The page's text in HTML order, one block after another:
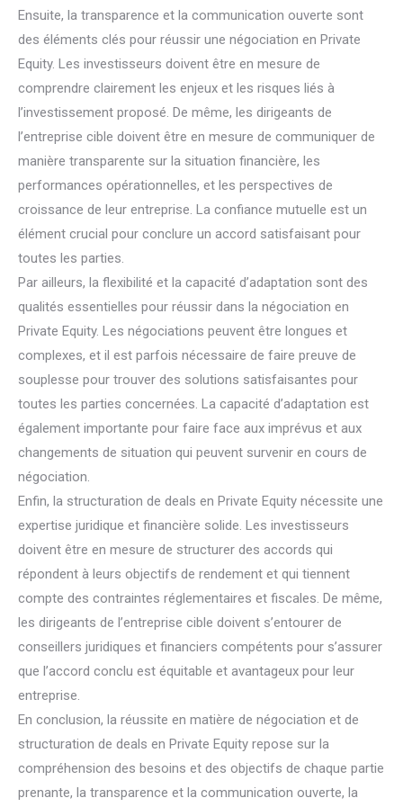
Ensuite, la transparence et la communication ouverte sont
des éléments clés pour réussir une négociation en Private
Equity. Les investisseurs doivent être en mesure de
comprendre clairement les enjeux et les risques liés à
l’investissement proposé. De même, les dirigeants de
l’entreprise cible doivent être en mesure de communiquer de
manière transparente sur la situation financière, les
performances opérationnelles, et les perspectives de
croissance de leur entreprise. La confiance mutuelle est un
élément crucial pour conclure un accord satisfaisant pour
toutes les parties.
Par ailleurs, la flexibilité et la capacité d’adaptation sont des
qualités essentielles pour réussir dans la négociation en
Private Equity. Les négociations peuvent être longues et
complexes, et il est parfois nécessaire de faire preuve de
souplesse pour trouver des solutions satisfaisantes pour
toutes les parties concernées. La capacité d’adaptation est
également importante pour faire face aux imprévus et aux
changements de situation qui peuvent survenir en cours de
négociation.
Enfin, la structuration de deals en Private Equity nécessite une
expertise juridique et financière solide. Les investisseurs
doivent être en mesure de structurer des accords qui
répondent à leurs objectifs de rendement et qui tiennent
compte des contraintes réglementaires et fiscales. De même,
les dirigeants de l’entreprise cible doivent s’entourer de
conseillers juridiques et financiers compétents pour s’assurer
que l’accord conclu est équitable et avantageux pour leur
entreprise.
En conclusion, la réussite en matière de négociation et de
structuration de deals en Private Equity repose sur la
compréhension des besoins et des objectifs de chaque partie
prenante, la transparence et la communication ouverte, la